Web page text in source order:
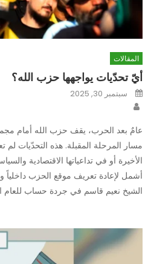
المقالات
أيّ تحدّيات يواجهها حزب الله؟
Posted
onسبتمبر 30, 2025
عامٌ بعد الحرب، يقف حزب الله أمام
مسار المرحلة المقبلة. هذه التحدّيات لم
الأخيرة أو في تداعياتها الاقتصادية
أشمل لإعادة تعريف موقع الحزب داخلياً
الشيخ نعيم قاسم في جردة حساب للعام